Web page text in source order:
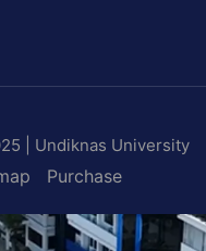
| Undiknas University
Purchase